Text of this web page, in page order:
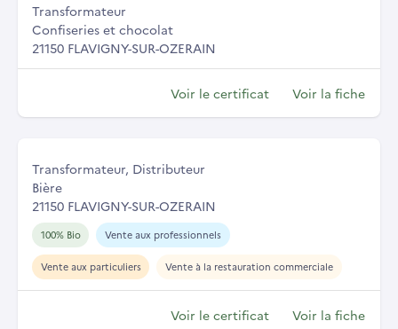
Transformateur
Confiseries et chocolat
21150 FLAVIGNY-SUR-OZERAIN
Voir le certificat Voir la fiche
Transformateur, Distributeur
Bière
21150 FLAVIGNY-SUR-OZERAIN
100% Bio Vente aux professionnels
Vente aux particuliers Vente à la restauration commerciale
Voir le certificat Voir la fiche